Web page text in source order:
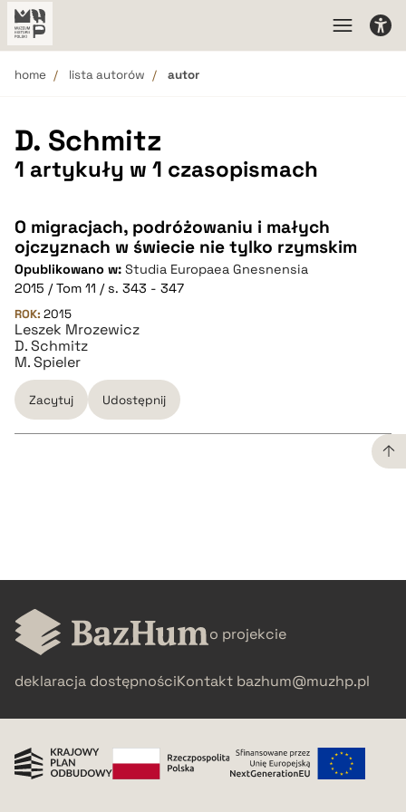
home lista autorów autor
D. Schmitz
1 artykuły w 1 czasopismach
O migracjach, podróżowaniu i małych
ojczyznach w świecie nie tylko rzymskim
Opublikowano w: Studia Europaea Gnesnensia
2015 / Tom 11 / s. 343 - 347
ROK: 2015
Leszek Mrozewicz
D. Schmitz
M. Spieler
Zacytuj Udostępnij
pobierz cytat
o projekcie
deklaracja dostępnościKontakt bazhum@muzhp.pl